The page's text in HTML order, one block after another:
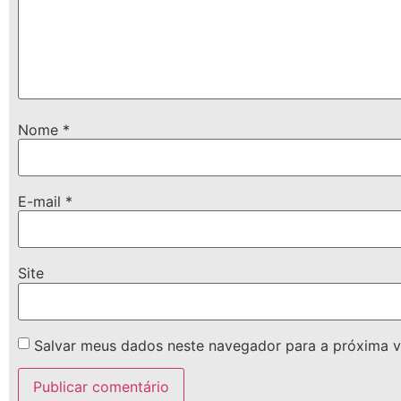
Nome *
E-mail *
Site
Salvar meus dados neste navegador para a próxima